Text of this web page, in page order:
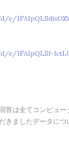
1FAIpQLSf-
答は全てコンピュ
きましたデータに